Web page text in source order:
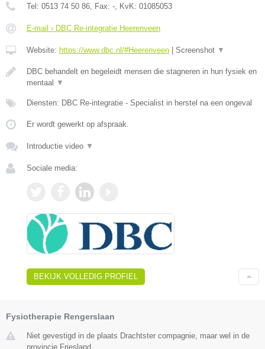
Tel: 0513 74 50 86, Fax: -, KvK: 01085053
E-mail › DBC Re-integratie Heerenveen
Website: https://www.dbc.nl/#Heerenveen Screenshot ▼
DBC behandelt en begeleidt mensen die stagneren in hun fysiek en
mentaal
▼
Diensten: DBC Re-integratie - Specialist in herstel na een ongeval
Er wordt gewerkt op afspraak.
Introductie video ▼
Sociale media:
BEKIJK VOLLEDIG PROFIEL
Fysiotherapie Rengerslaan
Niet gevestigd in de plaats Drachtster compagnie, maar wel in de
provincie Friesland.